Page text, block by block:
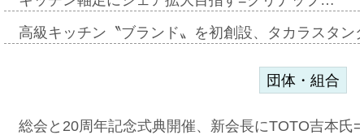
高級キッチン〝ブランド〟を初創設、タカラスタ
団体・組合
総会と20周年記念式典開催、新会長にTOTO吉本氏